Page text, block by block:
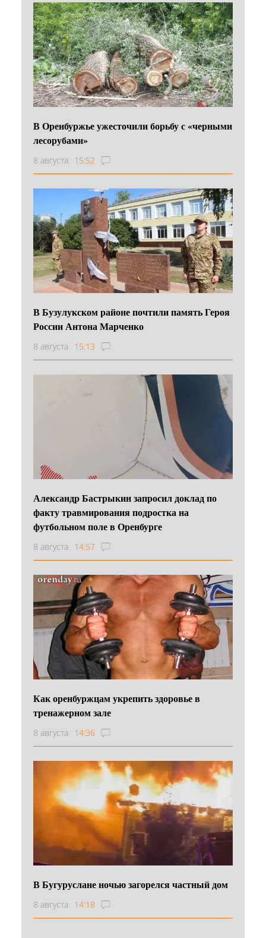
В Оренбуржье ужесточили борьбу с «черными
лесорубами»
8 августа 15:52
В Бузулукском районе почтили память Героя
России Антона Марченко
8 августа 15:13
Александр Бастрыкин запросил доклад по
факту травмирования подростка на
футбольном поле в Оренбурге
8 августа 14:57
Как оренбуржцам укрепить здоровье в
тренажерном зале
8 августа 14:36
В Бугуруслане ночью загорелся частный дом
8 августа 14:18